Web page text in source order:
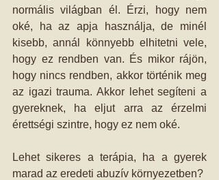
normális világban él. Érzi, hogy nem
oké, ha az apja használja, de minél
kisebb, annál könnyebb elhitetni vele,
hogy ez rendben van. És mikor rájön,
hogy nincs rendben, akkor történik meg
az igazi trauma. Akkor lehet segíteni a
gyereknek, ha eljut arra az érzelmi
érettségi szintre, hogy ez nem oké.
Lehet sikeres a terápia, ha a gyerek
marad az eredeti abuzív környezetben?